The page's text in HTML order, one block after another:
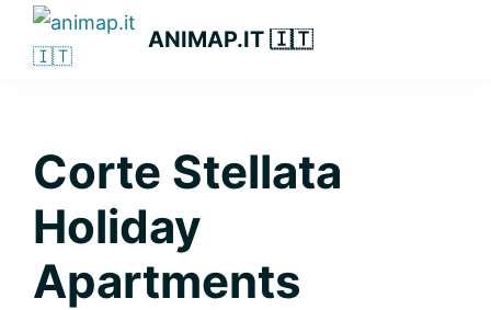
Passa
Passa
Passa
primaria
ANIMAP.IT 🇮🇹
Corte Stellata
Holiday
Apartments